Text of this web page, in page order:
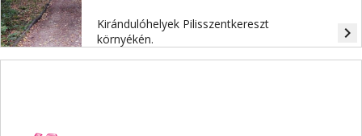
Kirándulóhelyek Pilisszentkereszt
környékén.
navigate_next